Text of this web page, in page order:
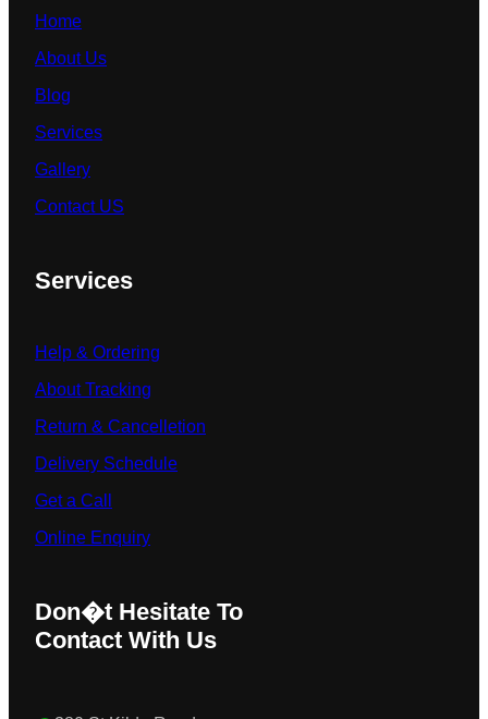
Home
About Us
Blog
Services
Gallery
Contact US
Services
Help & Ordering
About Tracking
Return & Cancelletion
Delivery Schedule
Get a Call
Online Enquiry
Don�t Hesitate To
Contact With Us